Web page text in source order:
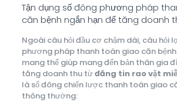
Tận dụng số đông phương pháp
căn bệnh ngắn hạn để tăng doanh
Ngoài câu hỏi đầu cơ chậm dài, câu hỏi
phương pháp thanh toán giao căn bệnh
mang thể giúp mang đến bản thân gia
tăng doanh thu từđăng tin rao vặt
là số đông chiến lược thanh toán giao
thông thường: